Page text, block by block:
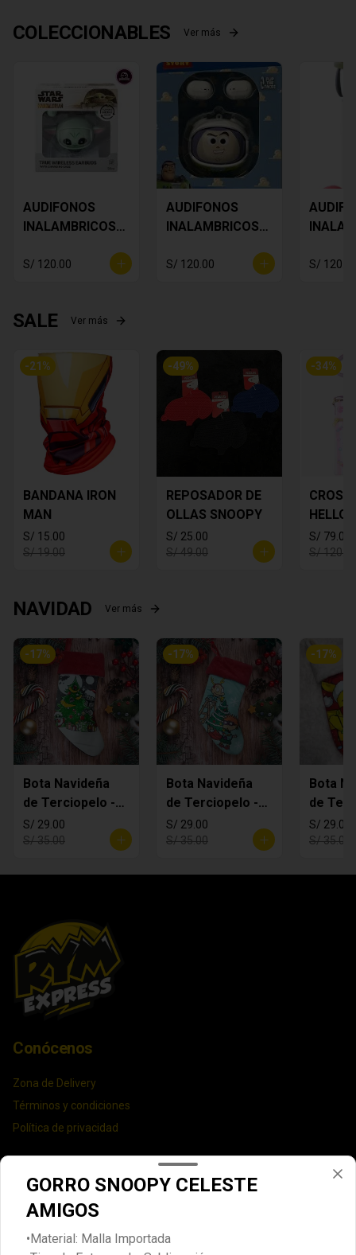
COLECCIONABLES Ver más
AUDIFONOS
INALAMBRICOS
Yoda
S/ 120.00
AUDIFONOS
INALAMBRICOS
LIGHTYEAR
S/ 120.00 S/
SALE Ver más
-21 %
BANDANA IRON
MAN
S/ 15.00
S/ 19.00
-49%
REPOSADOR DE
OLLAS SNOOPY
S/ 25.00
S/ 49.00
-34%
HELLO
S/ 79.00
S/
NAVIDAD Ver más
-17%
Bota Navideña
de Terciopelo -
MANDALORIAN
S/ 29.00
S/ 35.00
-17%
Bota Navideña
de Terciopelo -
Rugrats
S/ 29.00
S/ 35.00
-17%
Bota
de
Pikachi
S/ 29.00
S/ 35.00
Conócenos
Zona de Delivery
Términos y condiciones
Política de privacidad
Redes sociales
Facebook
GORRO SNOOPY CELESTE
AMIGOS
•Material: Malla Importada